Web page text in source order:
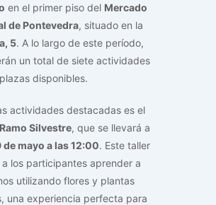
en el primer piso del Mercado
de Pontevedra, situado en la
5. A lo largo de este período,
un total de siete actividades
disponibles.
actividades destacadas es el
Silvestre, que se llevará a
de mayo a las 12:00. Este taller
los participantes aprender a
utilizando flores y plantas
una experiencia perfecta para